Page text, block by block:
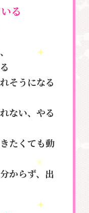
る
そうになる
ない、やる
たくても動
からず、出